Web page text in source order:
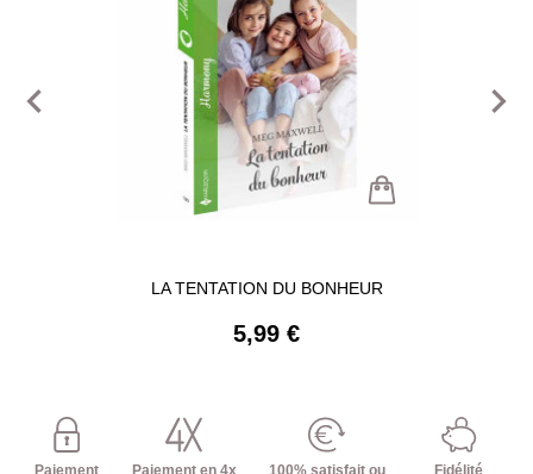
LA TENTATION DU BONHEUR
5,99 €
navigate_before navigate_next
Paiement
Paiement en 4x
100% satisfait ou
Fidélité